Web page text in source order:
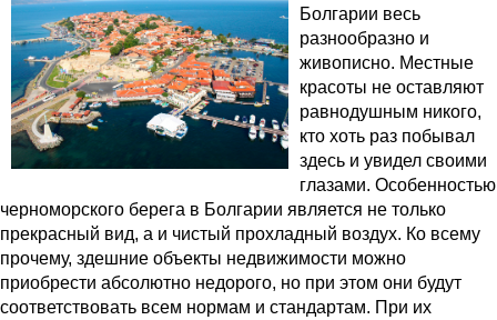
Болгарии весь
разнообразно и
живописно. Местные
красоты не оставляют
равнодушным никого,
кто хоть раз побывал
здесь и увидел своими
глазами. Особенностью
черноморского берега в Болгарии является не только
прекрасный вид, а и чистый прохладный воздух. Ко всему
прочему, здешние объекты недвижимости можно
приобрести абсолютно недорого, но при этом они будут
соответствовать всем нормам и стандартам. При их